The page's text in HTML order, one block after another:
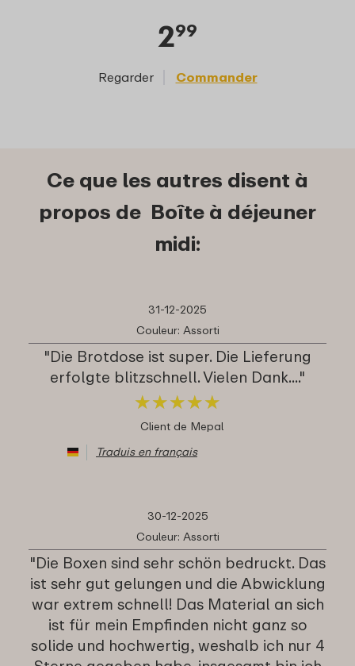
299
Regarder Commander
Ce que les autres disent à
propos de Boîte à déjeuner
midi:
31-12-2025
Couleur: Assorti
"Die Brotdose ist super. Die Lieferung
erfolgte blitzschnell. Vielen Dank...."
★★★★★
★★★★★
Client de Mepal
Traduis en français
30-12-2025
Couleur: Assorti
"Die Boxen sind sehr schön bedruckt. Das
ist sehr gut gelungen und die Abwicklung
war extrem schnell! Das Material an sich
ist für mein Empfinden nicht ganz so
solide und hochwertig, weshalb ich nur 4